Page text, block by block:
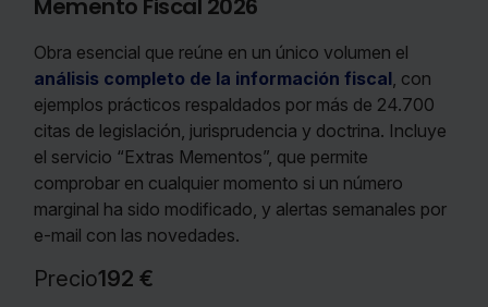
Memento Fiscal 2026
Obra esencial que reúne en un único volumen el
análisis completo de la información fiscal , con
ejemplos prácticos respaldados por más de 24.700
citas de legislación, jurisprudencia y doctrina. Incluye
el servicio “Extras Mementos”, que permite
comprobar en cualquier momento si un número
marginal ha sido modificado, y alertas semanales por
e-mail con las novedades.
Precio192 €